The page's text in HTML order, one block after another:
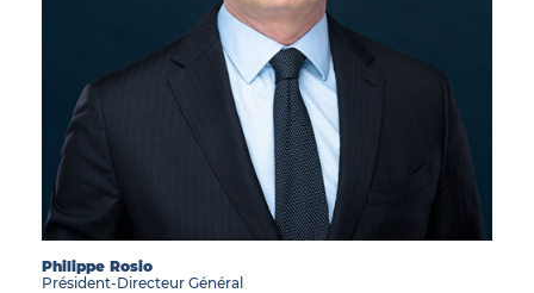
ACTIFS
CONTACT
Philippe Rosio
Président-Directeur Général